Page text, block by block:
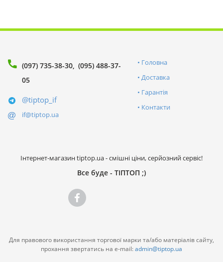
(097) 735-38-30 (095) 488-37-
05
@tiptop_if
if@tiptop.ua
Головна
Доставка
Гарантія
Контакти
Інтернет-магазин tiptop.ua - смішні ціни, серйозний сервіс!
Все буде - ТІПТОП ;)
Для правового використання торгової марки та/або матеріалів сайту,
прохання звертатись на e-mail:admin@tiptop.ua